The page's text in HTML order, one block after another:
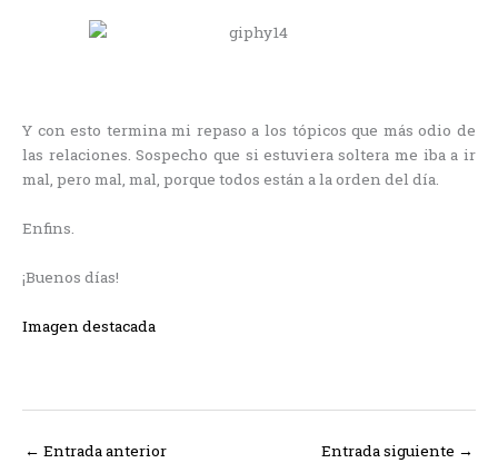
Y con esto termina mi repaso a los tópicos que más odio de
las relaciones. Sospecho que si estuviera soltera me iba a ir
mal, pero mal, mal, porque todos están a la orden del día.
Enfins.
¡Buenos días!
Imagen destacada
← Entrada anterior Entrada siguiente →